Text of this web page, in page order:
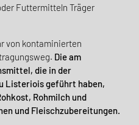
Futtermitteln Träger
von kontaminierten
Die am
die in der
Listeriois geführt haben,
Rohmilch und
und Fleischzubereitungen.